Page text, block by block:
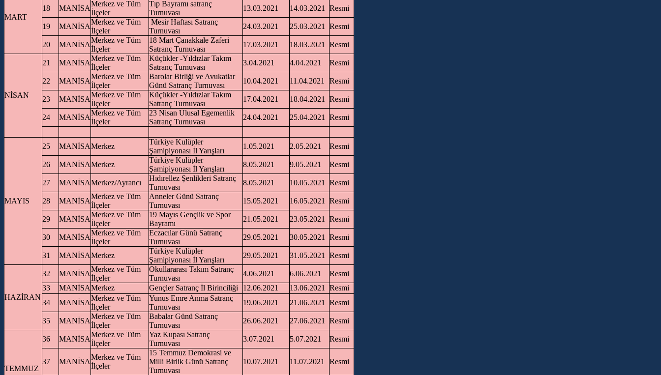
MART
18 MANİSA
Merkez ve Tüm
İlçeler
Tıp Bayramı satranç
Turnuvası
13.03.2021 14.03.2021 Resmi
19 MANİSA
Merkez ve Tüm
İlçeler
Mesir Haftası Satranç
Turnuvası
24.03.2021 25.03.2021 Resmi
20 MANİSA
Merkez ve Tüm
İlçeler
18 Mart Çanakkale Zaferi
Satranç Turnuvası
17.03.2021 18.03.2021 Resmi
NİSAN
21 MANİSA
Merkez ve Tüm
İlçeler
Küçükler -Yıldızlar Takım
Satranç Turnuvası
3.04.2021 4.04.2021 Resmi
22 MANİSA
Merkez ve Tüm
İlçeler
Barolar Birliği ve Avukatlar
Günü Satranç Turnuvası
10.04.2021 11.04.2021 Resmi
23 MANİSA
Merkez ve Tüm
İlçeler
Küçükler -Yıldızlar Takım
Satranç Turnuvası
17.04.2021 18.04.2021 Resmi
24 MANİSA
Merkez ve Tüm
İlçeler
23 Nisan Ulusal Egemenlik
Satranç Turnuvası
24.04.2021 25.04.2021 Resmi
MAYIS
25 MANİSAMerkez
Türkiye Kulüpler
Şamipiyonası İl Yarışları
1.05.2021 2.05.2021 Resmi
26 MANİSAMerkez
Türkiye Kulüpler
Şamipiyonası İl Yarışları
8.05.2021 9.05.2021 Resmi
27 MANİSAMerkez/Ayrancı
Hıdırellez Şenlikleri Satranç
Turnuvası
8.05.2021 10.05.2021 Resmi
28 MANİSA
Merkez ve Tüm
İlçeler
Anneler Günü Satranç
Turnuvası
15.05.2021 16.05.2021 Resmi
29 MANİSA
Merkez ve Tüm
İlçeler
19 Mayıs Gençlik ve Spor
Bayramı
21.05.2021 23.05.2021 Resmi
30 MANİSA
Merkez ve Tüm
İlçeler
Eczacılar Günü Satranç
Turnuvası
29.05.2021 30.05.2021 Resmi
31 MANİSAMerkez
Türkiye Kulüpler
Şamipiyonası İl Yarışları
29.05.2021 31.05.2021 Resmi
HAZİRAN
32 MANİSA
Merkez ve Tüm
İlçeler
Okullararası Takım Satranç
Turnuvası
4.06.2021 6.06.2021
Resmi
33
MANİSAMerkez Gençler Satranç İl Birinciliği 12.06.2021 13.06.2021
Resmi
34
MANİSA
Merkez ve Tüm
İlçeler
Yunus Emre Anma Satranç
Turnuvası
19.06.2021 21.06.2021 Resmi
35 MANİSA
Merkez ve Tüm
İlçeler
Babalar Günü Satranç
Turnuvası
26.06.2021 27.06.2021 Resmi
TEMMUZ
36 MANİSA
Merkez ve Tüm
İlçeler
Yaz Kupası Satranç
Turnuvası
3.07.2021 5.07.2021 Resmi
37 MANİSA
Merkez ve Tüm
İlçeler
15 Temmuz Demokrasi ve
Milli Birlik Günü Satranç
Turnuvası
10.07.2021 11.07.2021 Resmi